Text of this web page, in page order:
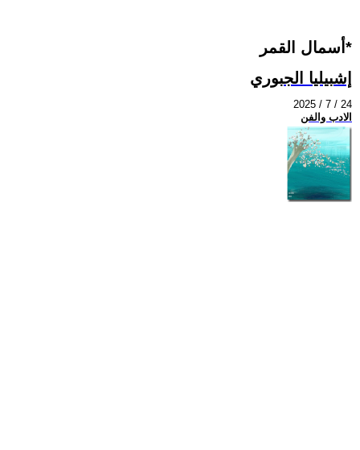
أسمال القمر*
إشبيليا الجبوري
2025 / 7 / 24
الادب والفن